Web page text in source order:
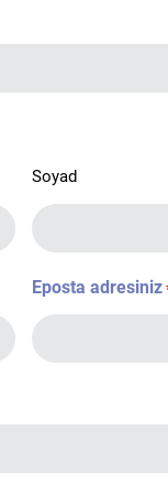
Soyad
Eposta adresiniz